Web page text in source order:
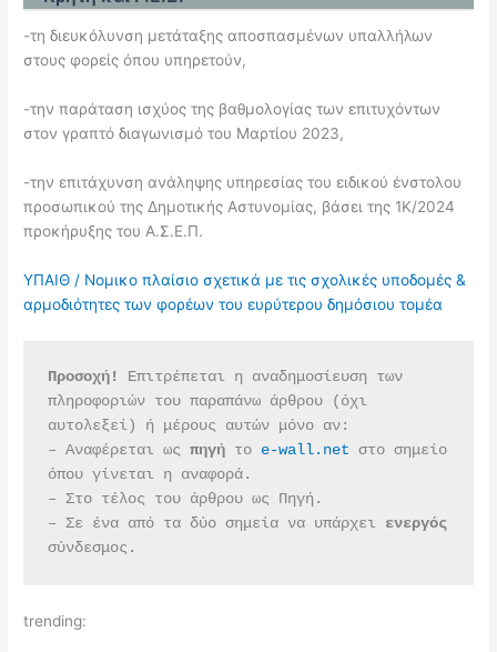
-τη διευκόλυνση μετάταξης αποσπασμένων υπαλλήλων
στους φορείς όπου υπηρετούν,
-την παράταση ισχύος της βαθμολογίας των επιτυχόντων
στον γραπτό διαγωνισμό του Μαρτίου 2023,
-την επιτάχυνση ανάληψης υπηρεσίας του ειδικού ένστολου
προσωπικού της Δημοτικής Αστυνομίας, βάσει της 1Κ/2024
προκήρυξης του Α.Σ.Ε.Π.
ΥΠΑΙΘ / Nομικο πλαίσιο σχετικά με τις σχολικές υποδομές &
αρμοδιότητες των φορέων του ευρύτερου δημόσιου τομέα
Προσοχή!
Επιτρέπεται η αναδημοσίευση των
πληροφοριών του παραπάνω άρθρου (όχι
αυτολεξεί) ή μέρους αυτών μόνο αν:
– Αναφέρεται ως πηγή το e-wall.net στο σημείο
όπου γίνεται η αναφορά.
– Στο τέλος του άρθρου ως Πηγή.
– Σε ένα από τα δύο σημεία να υπάρχει
σύνδεσμος.
trending: